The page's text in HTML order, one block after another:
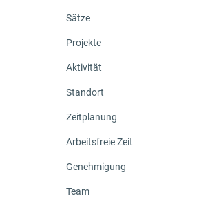
Sätze
Projekte
Aktivität
Standort
Zeitplanung
Arbeitsfreie Zeit
Genehmigung
Team